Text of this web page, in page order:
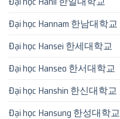
Đại học Hannam 한남대학교
Đại học Hansei 한세대학교
Đại học Hanseo 한서대학교
Đại học Hanshin 한신대학교
Đại học Hansung 한성대학교